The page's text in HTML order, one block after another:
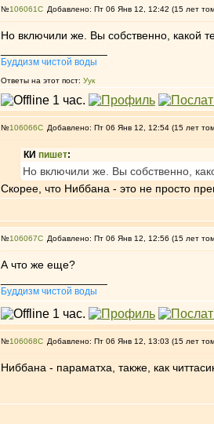
№106061 Добавлено: Пт 06 Янв 12, 12:42 (15 лет
Но включили же. Вы собственно, какой
Буддизм чистой воды
Ответы на этот пост: Уук
№106066 Добавлено: Пт 06 Янв 12, 12:54 (15 лет
КИ пишет:
Но включили же. Вы собственно,
Скорее, что Ниббана - это не просто
№106067 Добавлено: Пт 06 Янв 12, 12:56 (15 лет
А что же еще?
Буддизм чистой воды
№106068 Добавлено: Пт 06 Янв 12, 13:03 (15 лет
Ниббана - параматха, также, как